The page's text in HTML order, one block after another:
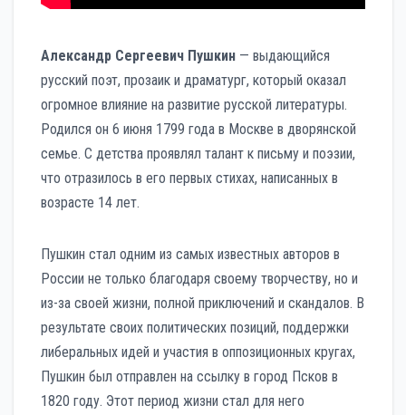
Александр Сергеевич Пушкин — выдающийся
русский поэт, прозаик и драматург, который оказал
огромное влияние на развитие русской литературы.
Родился он 6 июня 1799 года в Москве в дворянской
семье. С детства проявлял талант к письму и поэзии,
что отразилось в его первых стихах, написанных в
возрасте 14 лет.
Пушкин стал одним из самых известных авторов в
России не только благодаря своему творчеству, но и
из-за своей жизни, полной приключений и скандалов. В
результате своих политических позиций, поддержки
либеральных идей и участия в оппозиционных кругах,
Пушкин был отправлен на ссылку в город Псков в
1820 году. Этот период жизни стал для него